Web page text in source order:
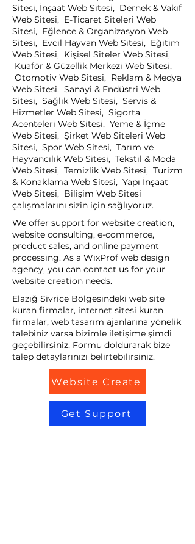
Sitesi, İnşaat Web Sitesi, Dernek & Vakıf
Web Sitesi, E-Ticaret Siteleri Web
Sitesi, Eğlence & Organizasyon Web
Sitesi, Evcil Hayvan Web Sitesi, Eğitim
Web Sitesi, Kişisel Siteler Web Sitesi,
Kuaför & Güzellik Merkezi Web Sitesi,
Otomotiv Web Sitesi, Reklam & Medya
Web Sitesi, Sanayi & Endüstri Web
Sitesi, Sağlık Web Sitesi, Servis &
Hizmetler Web Sitesi, Sigorta
Acenteleri Web Sitesi, Yeme & İçme
Web Sitesi, Şirket Web Siteleri Web
Sitesi, Spor Web Sitesi, Tarım ve
Hayvancılık Web Sitesi, Tekstil & Moda
Web Sitesi, Temizlik Web Sitesi, Turizm
& Konaklama Web Sitesi, Yapı İnşaat
Web Sitesi, Bilişim Web Sitesi
çalışmalarını sizin için sağlıyoruz.
We offer support for website creation,
website consulting, e-commerce,
product sales, and online payment
processing. As a WixProf web design
agency, you can contact us for your
website creation needs.
Elazığ Sivrice Bölgesindeki web site
kuran firmalar, internet sitesi kuran
firmalar, web tasarım ajanlarına yönelik
talebiniz varsa bizimle iletişime şimdi
geçebilirsiniz. Formu doldurarak bize
talep detaylarınızı belirtebilirsiniz.
Website Create
Get Support